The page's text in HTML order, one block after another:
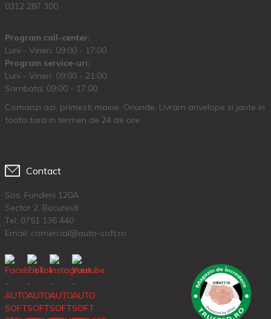
0312 287 300
Program call-center:
Luni - Vineri: 09:00 - 17:00
Program service-uri:
Luni - Vineri: 09.00 - 21:00
Sambata: 09:00 - 17:00
Comanzi azi, primesti maine. Oriunde. Livram anvelope si jante in
toata tara in termen de 24 de ore.
Contact
Sos. Fundeni 120A
Sector 2, Bucuresti
Tel: 0751 136 440
Email: comercial@auto-soft.ro